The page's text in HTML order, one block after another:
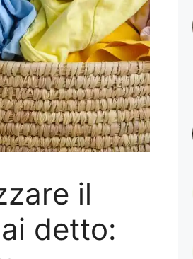
il
detto: